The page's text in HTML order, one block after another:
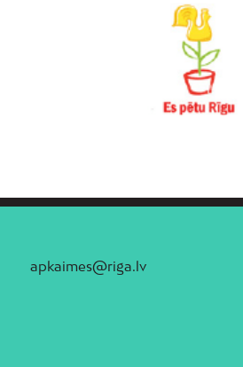
apkaimes@riga.lv